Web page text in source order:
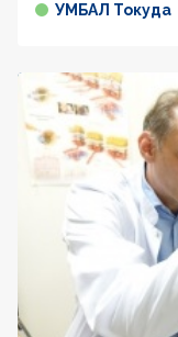
УМБАЛ Токуда